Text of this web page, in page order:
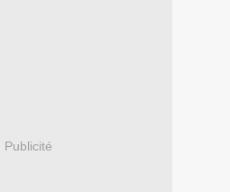
Publicité